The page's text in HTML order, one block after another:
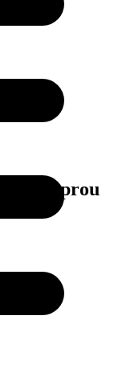
comprou